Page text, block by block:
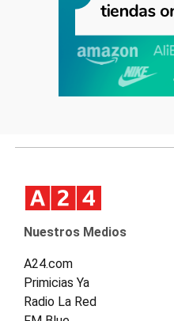
Nuestros Medios
A24.com
Primicias Ya
Radio La Red